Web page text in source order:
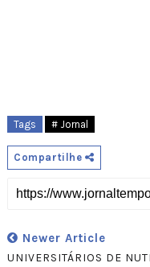
Tags # Jornal
Compartilhe
Newer Article
UNIVERSITÁRIOS DE